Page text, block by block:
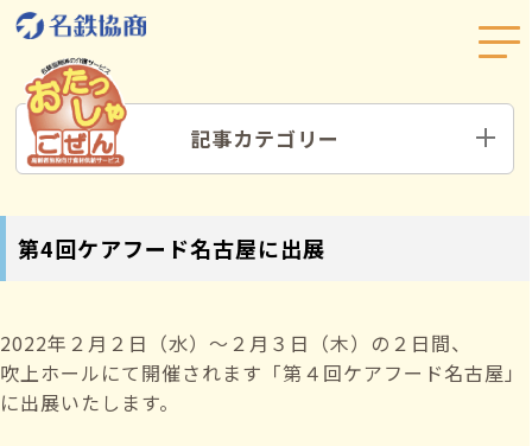
記事カテゴリー
第4回ケアフード名古屋に出展
2022年２月２日（水）～２月３日（木）の２日間、
吹上ホールにて開催されます「第４回ケアフード名古屋」
に出展いたします。